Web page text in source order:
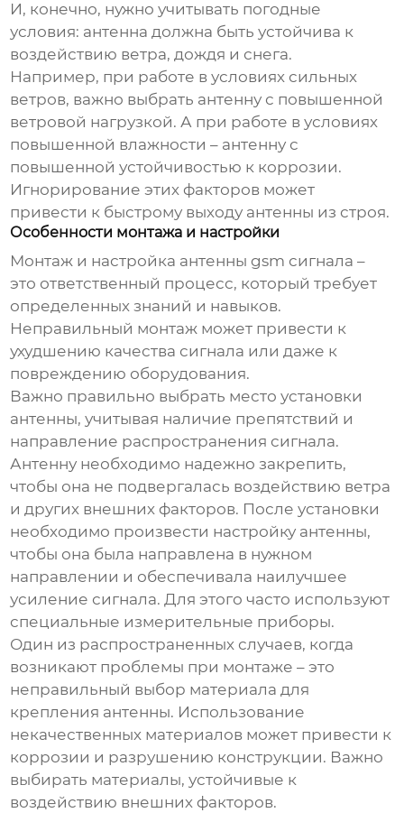
И, конечно, нужно учитывать погодные
условия: антенна должна быть устойчива к
воздействию ветра, дождя и снега.
Например, при работе в условиях сильных
ветров, важно выбрать антенну с повышенной
ветровой нагрузкой. А при работе в условиях
повышенной влажности – антенну с
повышенной устойчивостью к коррозии.
Игнорирование этих факторов может
привести к быстрому выходу антенны из строя.
Особенности монтажа и настройки
Монтаж и настройка антенны gsm сигнала –
это ответственный процесс, который требует
определенных знаний и навыков.
Неправильный монтаж может привести к
ухудшению качества сигнала или даже к
повреждению оборудования.
Важно правильно выбрать место установки
антенны, учитывая наличие препятствий и
направление распространения сигнала.
Антенну необходимо надежно закрепить,
чтобы она не подвергалась воздействию ветра
и других внешних факторов. После установки
необходимо произвести настройку антенны,
чтобы она была направлена в нужном
направлении и обеспечивала наилучшее
усиление сигнала. Для этого часто используют
специальные измерительные приборы.
Один из распространенных случаев, когда
возникают проблемы при монтаже – это
неправильный выбор материала для
крепления антенны. Использование
некачественных материалов может привести к
коррозии и разрушению конструкции. Важно
выбирать материалы, устойчивые к
воздействию внешних факторов.